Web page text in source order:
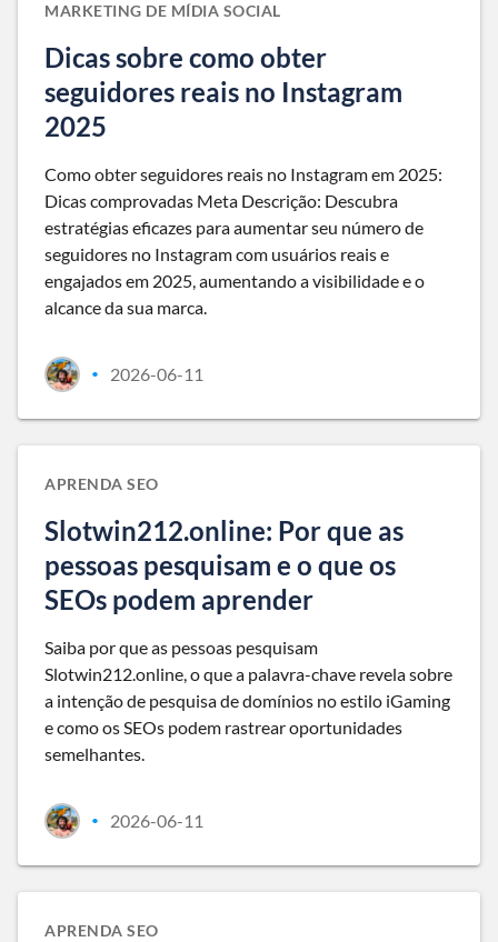
MARKETING DE MÍDIA SOCIAL
Dicas sobre como obter
seguidores reais no Instagram
2025
Como obter seguidores reais no Instagram em 2025:
Dicas comprovadas Meta Descrição: Descubra
estratégias eficazes para aumentar seu número de
seguidores no Instagram com usuários reais e
engajados em 2025, aumentando a visibilidade e o
alcance da sua marca.
• 2026-06-11
APRENDA SEO
Slotwin212.online: Por que as
pessoas pesquisam e o que os
SEOs podem aprender
Saiba por que as pessoas pesquisam
Slotwin212.online, o que a palavra-chave revela sobre
a intenção de pesquisa de domínios no estilo iGaming
e como os SEOs podem rastrear oportunidades
semelhantes.
• 2026-06-11
APRENDA SEO